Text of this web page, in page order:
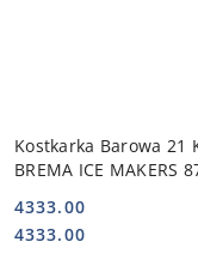
Kostkarka Barowa 21
BREMA ICE MAKERS
Cena:
4333.00
Cena:
4333.00